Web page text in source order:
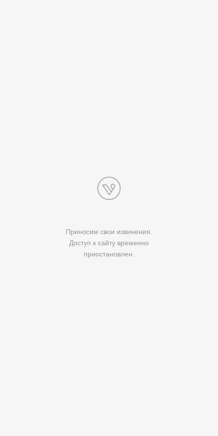
Приносим свои извинения.
Доступ к сайту временно
приостановлен.